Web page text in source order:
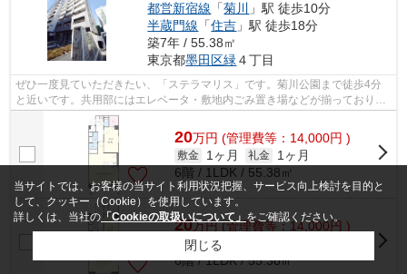
都営新宿線 「菊川
」駅 徒歩10分
半蔵門線 「住吉 」駅 徒歩18分
築7年 / 55.38㎡
東京都墨田区緑４丁目
ぜひ一度見ていただきたい、「ステラマリス」です。菊川公園まで徒歩4分
と近いです。共用部にはエレベータ・敷地内ごみ置き場などが揃っておりま
す。風通しの良いマンションは利便性が...
20万円 (管理費等：14,000円 )
敷金 1ヶ月 礼金
1ヶ月
6階 / 1LDK / 55.38㎡
20万円(管理費等：14,000円 )
敷金 1ヶ月
6階 / 1LDK / 55.38㎡
当サイトでは、お客様の当サイト利用状況把握、サービス向上検討を目的と
して、クッキー（Cookie）を使用しています。
詳しくは、当社の 「Cookieの取扱いについて」 をご確認ください。
閉じる